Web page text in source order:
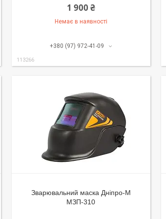
1 900 ₴
Немає в наявності
+380 (97) 972-41-09
113266
Зварювальний маска Дніпро-М
МЗП-310